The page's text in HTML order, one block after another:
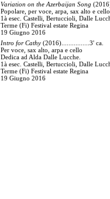
Variation on the Azerbaijan Song
Popolare, per voce, arpa, sax alto e cello
1à esec. Castelli, Bertuccioli, Dalle
Terme (Fi) Festival estate Regina
19 Giugno 2016
Intro for Cathy (2016)................3' ca.
Per voce, sax alto, arpa e cello
Dedica ad Alda Dalle Lucche.
1à esec. Castelli, Bertuccioli, Dalle
Terme (Fi) Festival estate Regina
19 Giugno 2016